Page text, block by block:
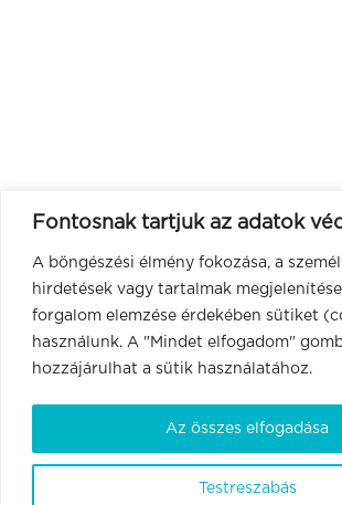
Fontosnak tartjuk az adatok
A böngészési élmény fokozása, a
hirdetések vagy tartalmak
forgalom elemzése érdekében sütiket
használunk. A "Mindet elfogadom"
hozzájárulhat a sütik használatához.
Testreszabás
Az összes elfogadása